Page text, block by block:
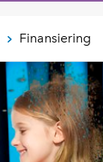
Finansiering